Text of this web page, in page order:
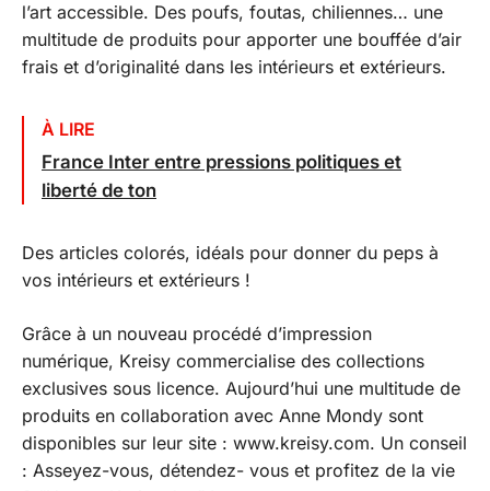
l’art accessible. Des poufs, foutas, chiliennes… une
multitude de produits pour apporter une bouffée d’air
frais et d’originalité dans les intérieurs et extérieurs.
À LIRE
France Inter entre pressions politiques et
liberté de ton
Des articles colorés, idéals pour donner du peps à
vos intérieurs et extérieurs !
Grâce à un nouveau procédé d’impression
numérique, Kreisy commercialise des collections
exclusives sous licence. Aujourd’hui une multitude de
produits en collaboration avec Anne Mondy sont
disponibles sur leur site : www.kreisy.com. Un conseil
: Asseyez-vous, détendez- vous et profitez de la vie